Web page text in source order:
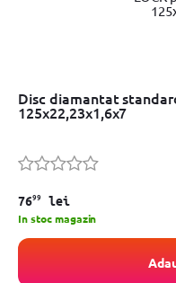
Disc diamantat
125x22,23x1,6x7
7699 lei
In stoc magazin